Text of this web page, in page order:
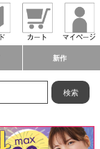
新作
検索